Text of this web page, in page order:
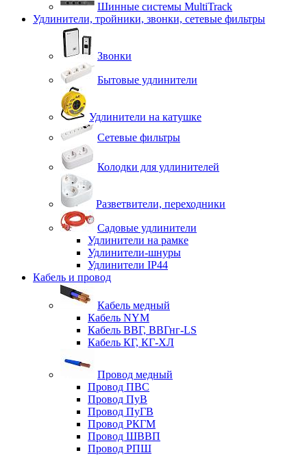
Шинные системы MultiTrack
Удлинители, тройники, звонки, сетевые фильтры
Звонки
Бытовые удлинители
Удлинители на катушке
Сетевые фильтры
Колодки для удлинителей
Разветвители, переходники
Садовые удлинители
Удлинители на рамке
Удлинители-шнуры
Удлинители IP44
Кабель и провод
Кабель медный
Кабель NYM
Кабель ВВГ, ВВГнг-LS
Кабель КГ, КГ-ХЛ
Провод медный
Провод ПВС
Провод ПуВ
Провод ПуГВ
Провод РКГМ
Провод ШВВП
Провод РПШ